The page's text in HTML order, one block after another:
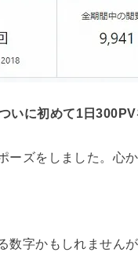
いに初めて1日300PV
ズをしました。心か
数字かもしれません